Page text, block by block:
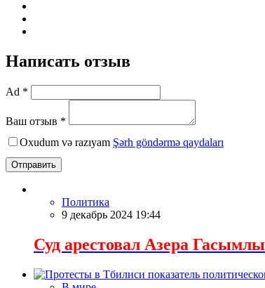
Написать отзыв
Ad *
Ваш отзыв *
Oxudum və razıyam Şərh göndərmə qaydaları
Отправить
Политика
9 декабрь 2024 19:44
Суд арестовал Азера Гасымлы